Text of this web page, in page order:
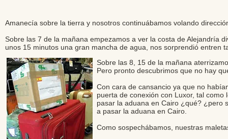
Amanecía sobre la tierra y nosotros continuábamos volando
Sobre las 7 de la mañana empezamos a ver la costa de Alejandría
unos 15 minutos una gran mancha de agua, nos sorprendió entren
Sobre las 8, 15 de la mañana
Pero pronto descubrimos que no hay
Con cara de cansancio ya que no
puerta de conexión con Luxor, tal
pasar la aduana en Cairo ¿qué? ¿pero
a pasar la aduana en Cairo.
Como sospechábamos, nuestras